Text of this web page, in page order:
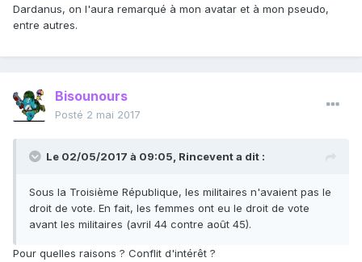
Dardanus, on l'aura remarqué à mon avatar et à mon pseudo,
entre autres.
Bisounours
Posté 2 mai 2017
Le 02/05/2017 à 09:05, Rinceventa dit :
Sous la Troisième République, les militaires n'avaient pas le
droit de vote. En fait, les femmes ont eu le droit de vote
avant les militaires (avril 44 contre août 45).
Pour quelles raisons ? Conflit d'intérêt ?